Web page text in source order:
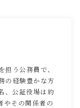
う公務員で、
の経験豊かな方
、公証役場は約
やその関係者の